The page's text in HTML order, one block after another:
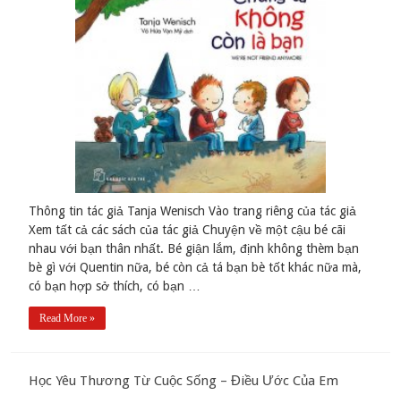
Thông tin tác giả Tanja Wenisch Vào trang riêng của tác giả
Xem tất cả các sách của tác giả Chuyện về một cậu bé cãi
nhau với bạn thân nhất. Bé giận lắm, định không thèm bạn
bè gì với Quentin nữa, bé còn cả tá bạn bè tốt khác nữa mà,
có bạn hợp sở thích, có bạn …
Read More »
Học Yêu Thương Từ Cuộc Sống – Điều Ước Của Em